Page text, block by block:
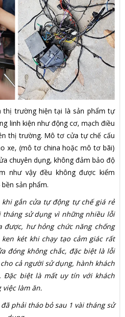
trường hiện tại là sản phẩm tự
linh kiện như động cơ, mạch điều
thị trường. Mô tơ cửa tự chế cấu
xe, (mô tơ china hoặc mô tơ bãi)
chuyên dụng, không đảm bảo độ
như vậy đều không được kiểm
sản phẩm.
gắn cửa tự động tự chế giá rẻ
tháng sử dụng vì những nhiều lỗi
được, hư hỏng chức năng chống
két khi chạy tạo cảm giác rất
đóng không chắc, đặc biệt là lỗi
cả người sử dụng, hành khách
Đặc biệt là mất uy tín với khách
làm ăn.
phải tháo bỏ sau 1 vài tháng sử